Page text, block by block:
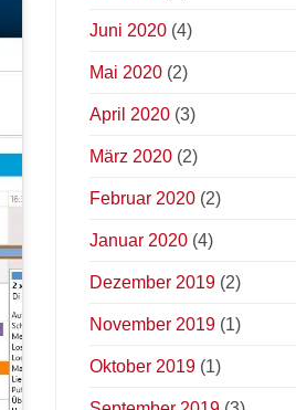
Juni 2020(4)
Mai 2020(2)
April 2020(3)
März 2020(2)
Februar 2020(2)
Januar 2020(4)
Dezember 2019(2)
November 2019(1)
Oktober 2019(1)